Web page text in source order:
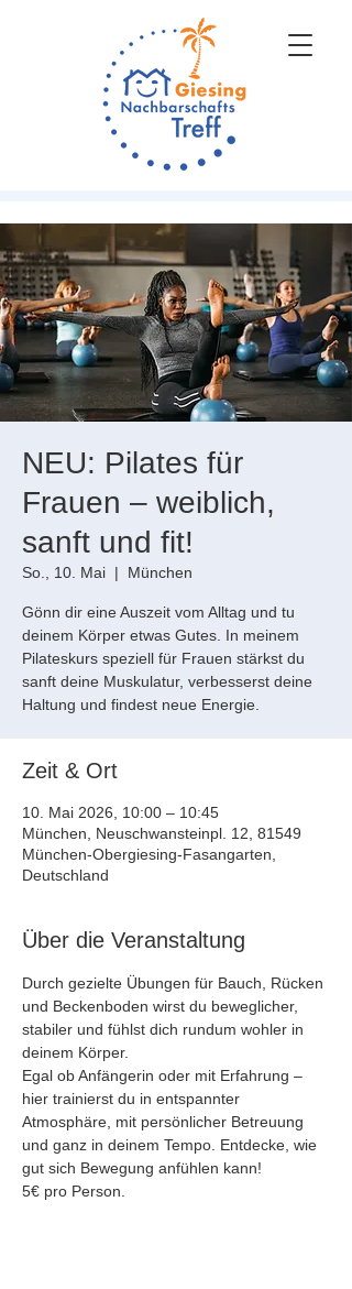
NEU: Pilates für
Frauen – weiblich,
sanft und fit!
So., 10. Mai
  |
München
Gönn dir eine Auszeit vom Alltag und tu
deinem Körper etwas Gutes. In meinem
Pilateskurs speziell für Frauen stärkst du
sanft deine Muskulatur, verbesserst deine
Haltung und findest neue Energie.
Zeit & Ort
10. Mai 2026, 10:00 – 10:45
München, Neuschwansteinpl. 12, 81549
München-Obergiesing-Fasangarten,
Deutschland
Über die Veranstaltung
Durch gezielte Übungen für Bauch, Rücken
und Beckenboden wirst du beweglicher,
stabiler und fühlst dich rundum wohler in
deinem Körper.
Egal ob Anfängerin oder mit Erfahrung –
hier trainierst du in entspannter
Atmosphäre, mit persönlicher Betreuung
und ganz in deinem Tempo. Entdecke, wie
gut sich Bewegung anfühlen kann!
5€ pro Person.